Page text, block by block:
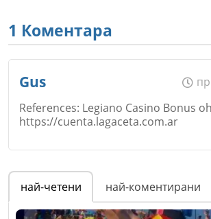
1 Коментара
Gus
References: Legiano Casino Bonus
https://cuenta.lagaceta.com.ar
Име*
най-четени най-коментирани